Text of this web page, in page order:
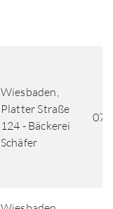
Wiesbaden,
Platter Straße
124 - Bäckerei
Schäfer